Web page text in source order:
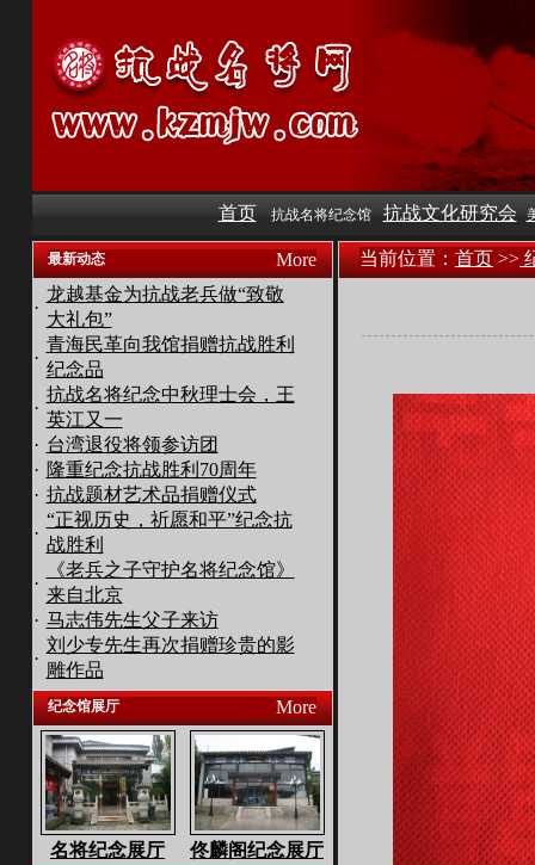
首页 抗战名将纪念馆 抗战文化研究会
最新动态 More
·
龙越基金为抗战老兵做“致敬
大礼包”
·
青海民革向我馆捐赠抗战胜利
纪念品
·
抗战名将纪念中秋理士会，王
英江又一
· 台湾退役将领参访团
· 隆重纪念抗战胜利70周年
· 抗战题材艺术品捐赠仪式
·
“正视历史，祈愿和平”纪念抗
战胜利
·
《老兵之子守护名将纪念馆》
来自北京
· 马志伟先生父子来访
·
刘少专先生再次捐赠珍贵的影
雕作品
纪念馆展厅 More
名将纪念展厅 佟麟阁纪念展厅
当前位置： 首页 >>